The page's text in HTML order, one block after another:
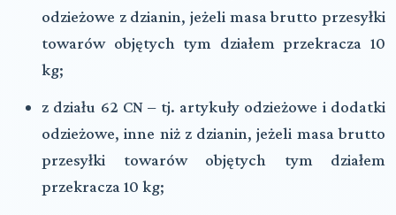
odzieżowe z dzianin, jeżeli masa brutto przesyłki
towarów objętych tym działem przekracza 10
kg;
z działu 62 CN – tj. artykuły odzieżowe i dodatki
odzieżowe, inne niż z dzianin, jeżeli masa brutto
przesyłki towarów objętych tym działem
przekracza 10 kg;